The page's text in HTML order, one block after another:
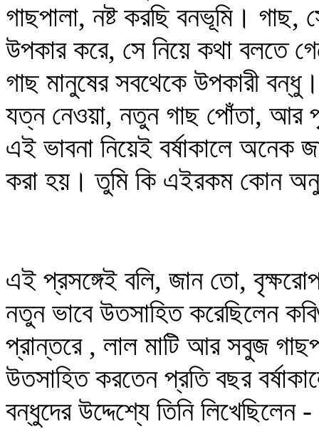
গাছপালা, নষ্ট করছি বনভূমি।
উপকার করে, সে নিয়ে কথা বলতে
গাছ মানুষের সবথেকে উপকারী
যত্ন নেওয়া, নতুন গাছ পোঁতা, আর
এই ভাবনা নিয়েই বর্ষাকালে
করা হয়। তুমি কি এইরকম কোন
এই প্রসঙ্গেই বলি, জান তো,
নতুন ভাবে উতসাহিত করেছিলেন
প্রান্তরে , লাল মাটি আর সবুজ
উতসাহিত করতেন প্রতি বছর
বন্ধুদের উদ্দেশ্যে তিনি লিখেছিলেন -